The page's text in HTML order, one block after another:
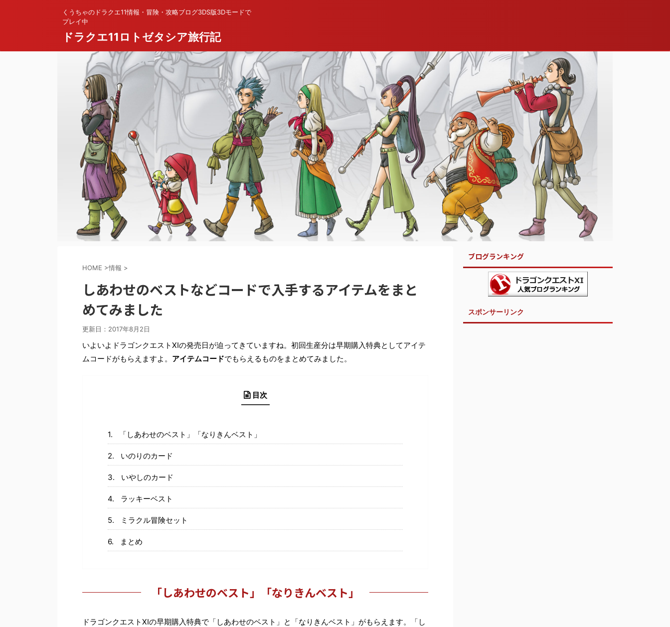
くうちゃのドラクエ11情報・冒険・攻略ブログ3DS版3Dモードで
プレイ中
ドラクエ11ロトゼタシア旅行記
HOME >情報 >
しあわせのベストなどコードで入手するアイテムをまと
めてみました
更新日： 2017年8月2日
いよいよドラゴンクエストXIの発売日が迫ってきていますね。初回生産分は早期購入特典としてアイテ
ムコードがもらえますよ。 アイテムコードでもらえるものをまとめてみました。
目次
「しあわせのベスト」「なりきんベスト」
いのりのカード
いやしのカード
ラッキーベスト
ミラクル冒険セット
まとめ
「しあわせのベスト」「なりきんベスト」
ドラゴンクエストXIの早期購入特典で「しあわせのベスト」と「なりきんベスト」がもらえます。「し
ブログランキング
スポンサーリンク